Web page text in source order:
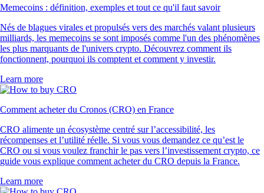
Memecoins : définition, exemples et tout ce qu'il faut savoir
Nés de blagues virales et propulsés vers des marchés valant plusieurs
milliards, les memecoins se sont imposés comme l'un des phénomènes
les plus marquants de l'univers crypto. Découvrez comment ils
fonctionnent, pourquoi ils comptent et comment y investir.
Learn more
Comment acheter du Cronos (CRO) en France
CRO alimente un écosystème centré sur l’accessibilité, les
récompenses et l’utilité réelle. Si vous vous demandez ce qu’est le
CRO ou si vous voulez franchir le pas vers l’investissement crypto, ce
guide vous explique comment acheter du CRO depuis la France.
Learn more